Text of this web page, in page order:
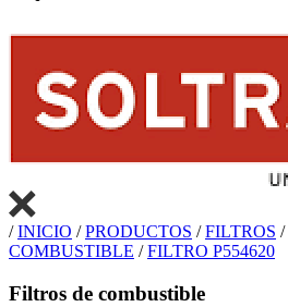
/INICIO /PRODUCTOS /FILTROS /
COMBUSTIBLE /FILTRO P554620
Filtros de combustible